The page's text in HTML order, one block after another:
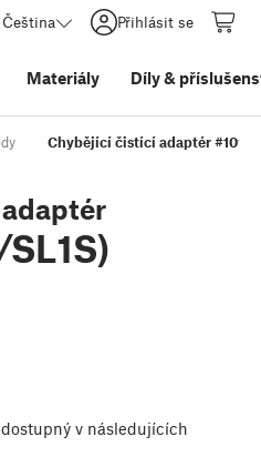
Čeština Přihlásit se
Materiály Díly&
Chybějící čistící adaptér #10125
v následujících